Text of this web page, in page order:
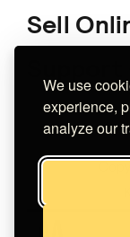
We use
experience,
analyze our
Sell